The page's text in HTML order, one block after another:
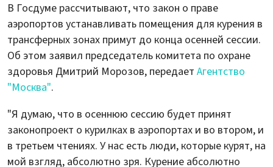
В Госдуме рассчитывают, что закон о праве
аэропортов устанавливать помещения для курения в
трансферных зонах примут до конца осенней сессии.
Об этом заявил председатель комитета по охране
здоровья Дмитрий Морозов, передает Агентство
"Москва".
"Я думаю, что в осеннюю сессию будет принят
законопроект о курилках в аэропортах и во втором, и
в третьем чтениях. У нас есть люди, которые курят, на
мой взгляд, абсолютно зря. Курение абсолютно